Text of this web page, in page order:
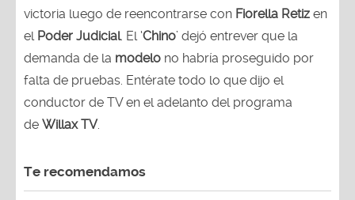
victoria luego de reencontrarse con Fiorella Retiz en
el Poder Judicial. El ‘Chino’ dejó entrever que la
demanda de la modelo no habría proseguido por
falta de pruebas. Entérate todo lo que dijo el
conductor de TV en el adelanto del programa
de Willax TV.
Te recomendamos